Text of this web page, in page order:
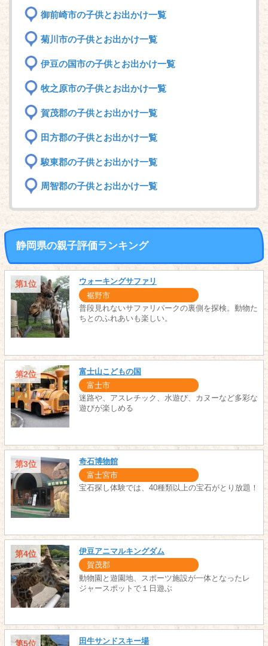
御前崎市の子供とお出かけ一覧
菊川市の子供とお出かけ一覧
伊豆の国市の子供とお出かけ一覧
牧之原市の子供とお出かけ一覧
賀茂郡の子供とお出かけ一覧
田方郡の子供とお出かけ一覧
駿東郡の子供とお出かけ一覧
周智郡の子供とお出かけ一覧
静岡県の親子評価ランキング
第1位 ウォーキングサファリ
裾野市
普段見れないサファリパークの裏側を探検。動物た
ちとのふれあいも楽しい。
第2位 富士山こどもの国
富士市
迷路や、アスレチック、水遊び、カヌーなど多彩な
遊びが楽しめる
第3位 奇石博物館
富士宮市
宝石探し体験では、40種類以上の宝石がとり放題！
第4位 伊豆アニマルキングダム
賀茂郡
動物園と遊園地、スポーツ施設が一体となったレ
ジャースポットで１日遊ぶ
第5位 田牛サンドスキー場